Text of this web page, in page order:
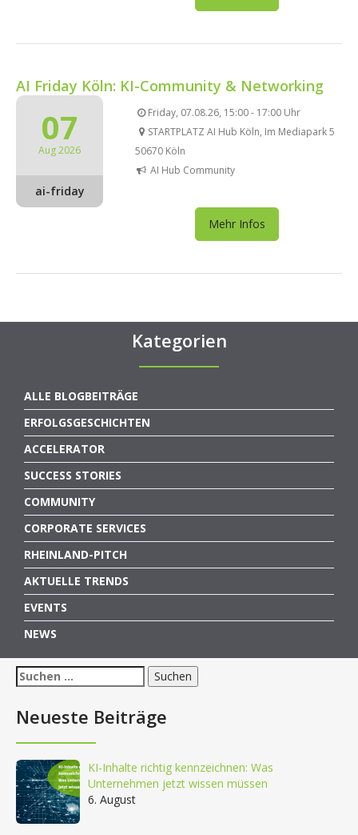
AI Friday Köln: KI-Community & Networking
07
Aug 2026
ai-friday
Friday, 07.08.26, 15:00 - 17:00 Uhr
STARTPLATZ AI Hub Köln, Im Mediapark 5
50670 Köln
AI Hub Community
Mehr Infos
Kategorien
ALLE BLOGBEITRÄGE
ERFOLGSGESCHICHTEN
ACCELERATOR
SUCCESS STORIES
COMMUNITY
CORPORATE SERVICES
RHEINLAND-PITCH
AKTUELLE TRENDS
EVENTS
NEWS
Suchen
nach:
Neueste Beiträge
KI-Inhalte richtig kennzeichnen: Was
Unternehmen jetzt wissen müssen
6. August